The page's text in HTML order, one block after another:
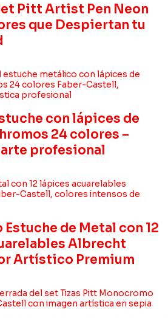
Pitt Artist Pen Neon
que Despiertan tu
con lápices de
24 colores –
profesional
Estuche de Metal con 12
Albrecht
Artístico Premium